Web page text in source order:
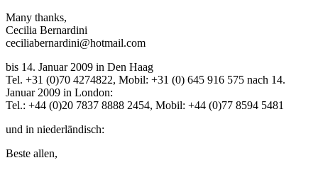
Many thanks,
Cecilia Bernardini
ceciliabernardini@hotmail.com
bis 14. Januar 2009 in Den Haag
Tel. +31 (0)70 4274822, Mobil: +31 (0) 645 916 575 nach 14.
Januar 2009 in London:
Tel.: +44 (0)20 7837 8888 2454, Mobil: +44 (0)77 8594 5481
und in niederländisch:
Beste allen,